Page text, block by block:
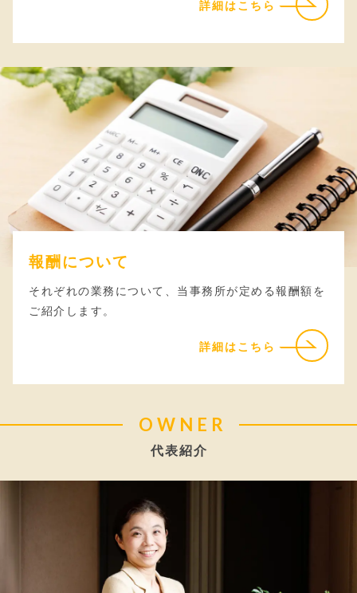
詳細はこちら
報酬について
それぞれの業務について、当事務所が定める報酬額を
ご紹介します。
詳細はこちら
OWNER
代表紹介